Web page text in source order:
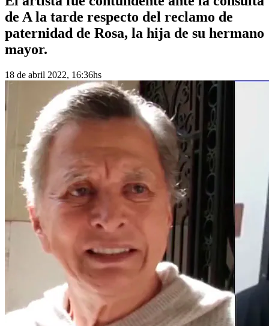
de A la tarde respecto del reclamo de
paternidad de Rosa, la hija de su hermano
mayor.
18 de abril 2022, 16:36hs